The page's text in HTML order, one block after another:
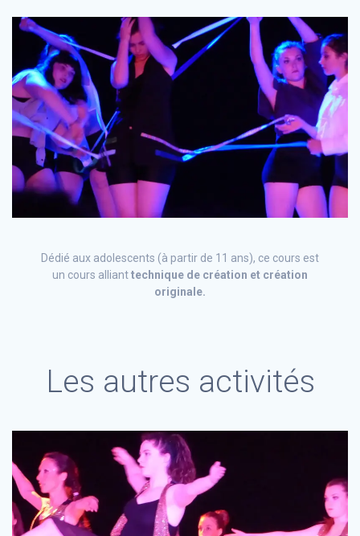
Dédié aux adolescents (à partir de 11 ans), ce cours est
un cours allianttechnique de création et création
originale.
Les autres activités